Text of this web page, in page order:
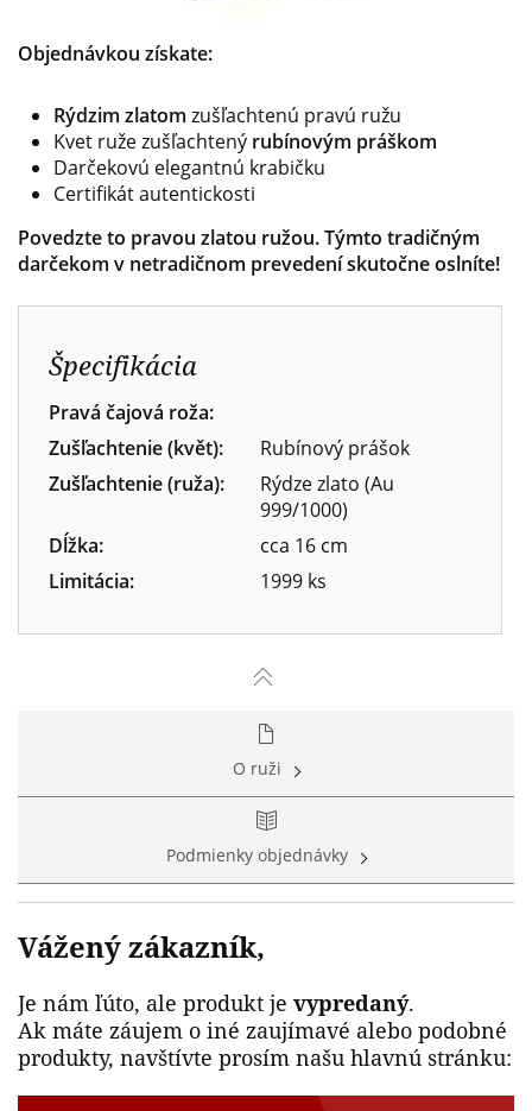
Objednávkou získate:
Rýdzim zlatom zušľachtenú pravú ružu
Kvet ruže zušľachtený rubínovým práškom
Darčekovú elegantnú krabičku
Certifikát autentickosti
Povedzte to pravou zlatou ružou. Týmto tradičným
darčekom v netradičnom prevedení skutočne oslníte!
Špecifikácia
Pravá čajová roža:
Zušľachtenie (květ):
Rubínový prášok
Zušľachtenie (ruža):
Rýdze zlato (Au
999/1000)
Dĺžka:
cca 16 cm
Limitácia:
1999 ks
O ruži
Podmienky objednávky
Vážený zákazník,
Je nám ľúto, ale produkt je vypredaný.
Ak máte záujem o iné zaujímavé alebo podobné
produkty, navštívte prosím našu hlavnú stránku: